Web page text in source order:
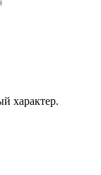
характер.